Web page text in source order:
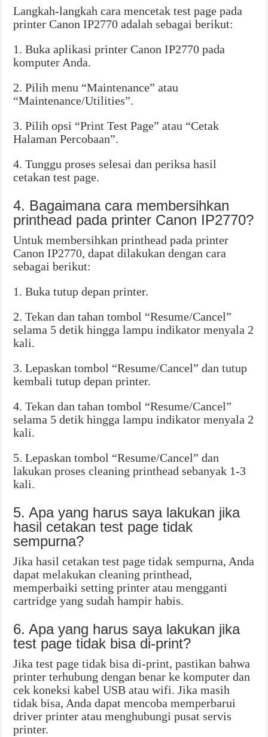
Langkah-langkah cara mencetak test page pada
printer Canon IP2770 adalah sebagai berikut:
1. Buka aplikasi printer Canon IP2770 pada
komputer Anda.
2. Pilih menu “Maintenance” atau
“Maintenance/Utilities”.
3. Pilih opsi “Print Test Page” atau “Cetak
Halaman Percobaan”.
4. Tunggu proses selesai dan periksa hasil
cetakan test page.
4. Bagaimana cara membersihkan
printhead pada printer Canon IP2770?
Untuk membersihkan printhead pada printer
Canon IP2770, dapat dilakukan dengan cara
sebagai berikut:
1. Buka tutup depan printer.
2. Tekan dan tahan tombol “Resume/Cancel”
selama 5 detik hingga lampu indikator menyala 2
kali.
3. Lepaskan tombol “Resume/Cancel” dan tutup
kembali tutup depan printer.
4. Tekan dan tahan tombol “Resume/Cancel”
selama 5 detik hingga lampu indikator menyala 2
kali.
5. Lepaskan tombol “Resume/Cancel” dan
lakukan proses cleaning printhead sebanyak 1-3
kali.
5. Apa yang harus saya lakukan jika
hasil cetakan test page tidak
sempurna?
Jika hasil cetakan test page tidak sempurna, Anda
dapat melakukan cleaning printhead,
memperbaiki setting printer atau mengganti
cartridge yang sudah hampir habis.
6. Apa yang harus saya lakukan jika
test page tidak bisa di-print?
Jika test page tidak bisa di-print, pastikan bahwa
printer terhubung dengan benar ke komputer dan
cek koneksi kabel USB atau wifi. Jika masih
tidak bisa, Anda dapat mencoba memperbarui
driver printer atau menghubungi pusat servis
printer.